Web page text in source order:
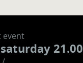
event
21.00